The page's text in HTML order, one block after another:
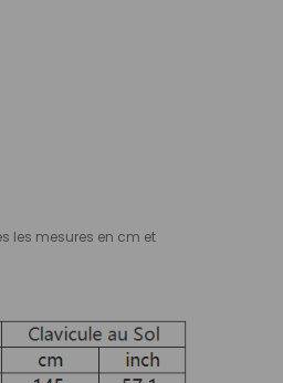
les mesures en cm et